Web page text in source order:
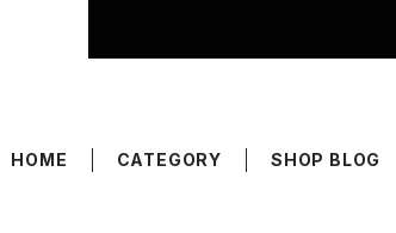
HOME CATEGORY SHOP BLOG